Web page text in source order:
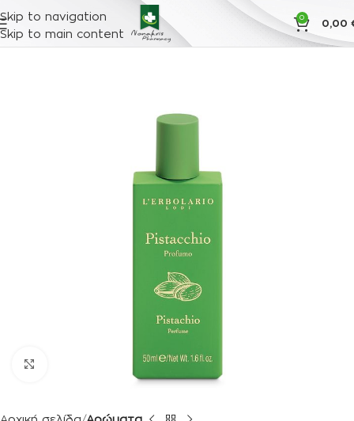
Skip to navigation
Skip to main content
0
0,00
Κλικ για μεγέθυνση